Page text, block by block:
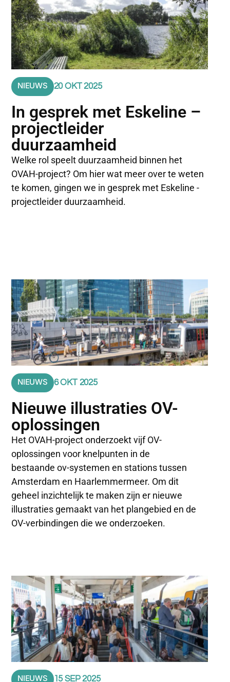
NIEUWS 20 OKT 2025
In gesprek met Eskeline –
projectleider
duurzaamheid
Welke rol speelt duurzaamheid binnen het
OVAH-project? Om hier wat meer over te weten
te komen, gingen we in gesprek met Eskeline -
projectleider duurzaamheid.
NIEUWS 6 OKT 2025
Nieuwe illustraties OV-
oplossingen
Het OVAH-project onderzoekt vijf OV-
oplossingen voor knelpunten in de
bestaande ov-systemen en stations tussen
Amsterdam en Haarlemmermeer. Om dit
geheel inzichtelijk te maken zijn er nieuwe
illustraties gemaakt van het plangebied en de
OV-verbindingen die we onderzoeken.
NIEUWS 15 SEP 2025